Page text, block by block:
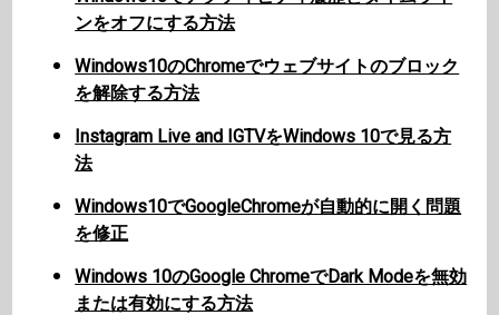
ンをオフにする方法
Windows10のChromeでウェブサイトのブロック
を解除する方法
Instagram Live and IGTVをWindows 10で見る方
法
Windows10でGoogleChromeが自動的に開く問題
を修正
Windows 10のGoogle ChromeでDark Modeを無効
または有効にする方法